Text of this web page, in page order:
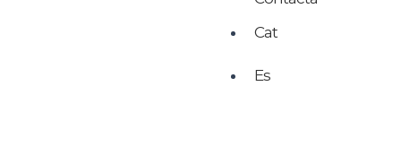
Cat
Es